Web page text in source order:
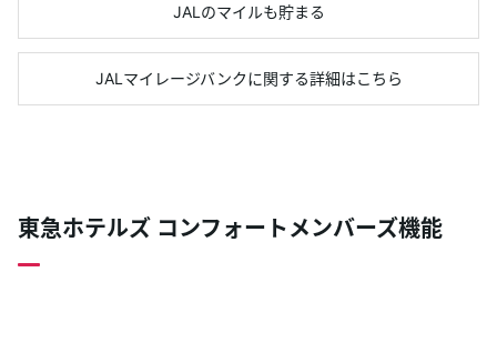
JALのマイルも貯まる
JALマイレージバンクに関する詳細はこちら
東急ホテルズ コンフォートメンバーズ機能